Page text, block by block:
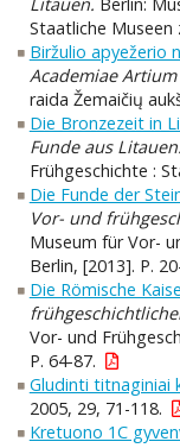
Staatliche Museen
Biržulio apyežerio
Academiae
raida Žemaičių
Die Bronzezeit in
Funde aus Litauen.
Frühgeschichte :
Die Funde der
Vor- und
Museum für Vor-
Berlin, [2013]. P.
Die Römische
Vor- und
P. 64-87.
Gludinti titnaginiai
2005, 29, 71-118.
Kretuono 1C